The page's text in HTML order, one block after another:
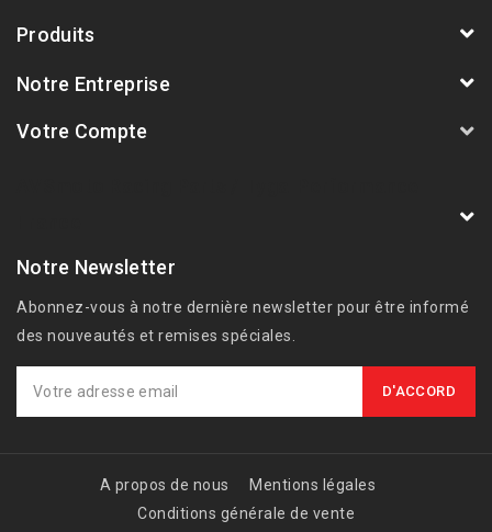
Produits
Notre Entreprise
Votre Compte
Notre Newsletter
Abonnez-vous à notre dernière newsletter pour être informé
des nouveautés et remises spéciales.
A propos de nous
Mentions légales
Conditions générale de vente